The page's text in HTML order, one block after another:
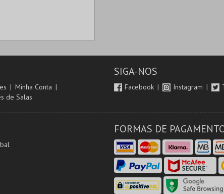
Minha Conta
de Salas
SIGA-NOS
Facebook Instagram
FORMAS DE